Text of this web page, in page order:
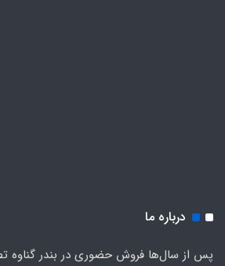
درباره ما
پس از سال‌ها فروش حضوری در بندر گناوه